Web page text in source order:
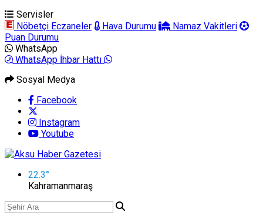
Servisler
Nöbetçi Eczaneler
Hava Durumu
Namaz Vakitleri
Puan Durumu
WhatsApp
WhatsApp İhbar Hattı
Sosyal Medya
Facebook
Instagram
Youtube
22.3°
Kahramanmaraş